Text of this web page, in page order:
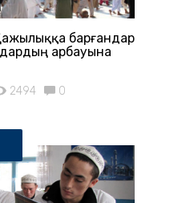
барғандар
арбауына
2494 0